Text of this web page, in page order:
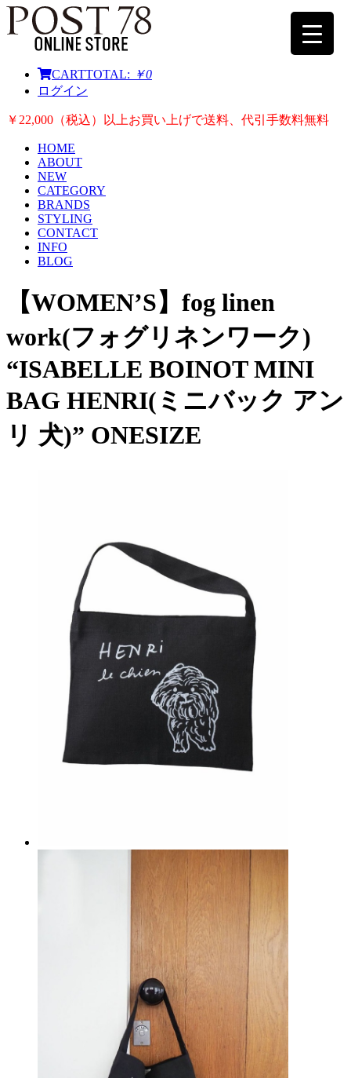
CARTTOTAL: ￥0
ログイン
￥22,000（税込）以上お買い上げで送料、代引手数料無料
HOME
ABOUT
NEW
CATEGORY
BRANDS
STYLING
CONTACT
INFO
BLOG
【WOMEN’S】fog linen
work(フォグリネンワーク)
“ISABELLE BOINOT MINI
BAG HENRI(ミニバック アン
リ 犬)” ONESIZE